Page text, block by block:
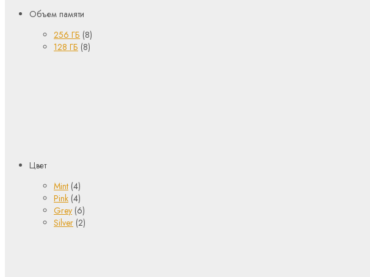
Объем памяти
256 ГБ (8)
128 ГБ (8)
Цвет
Mint (4)
Pink (4)
Grey (6)
Silver (2)